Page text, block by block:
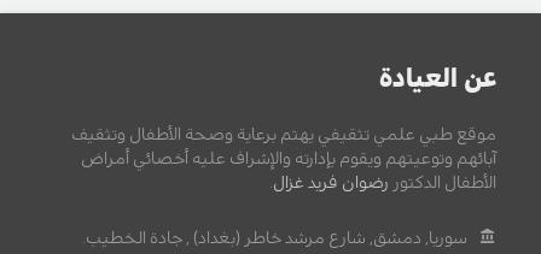
عن العيادة
موقع طبي علمي تثقيفي يهتم برعاية وصحة الأطفال وتثقيف
آبائهم وتوعيتهم ويقوم بإدارته والإشراف عليه أخصائي أمراض
الأطفال الدكتور رضوان فريد غزال.
سوريا, دمشق, شارع مرشد خاطر (بغداد) , جادة الخطيب.